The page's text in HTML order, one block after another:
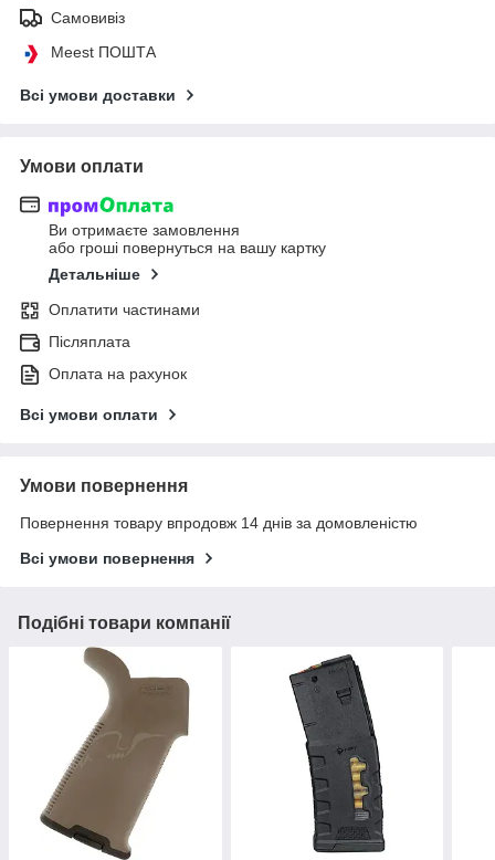
Самовивіз
Meest ПОШТА
Всі умови доставки
Умови оплати
Ви отримаєте замовлення
або гроші повернуться на вашу картку
Детальніше
Оплатити частинами
Післяплата
Оплата на рахунок
Всі умови оплати
Умови повернення
Повернення товару впродовж 14 днів за домовленістю
Всі умови повернення
Подібні товари компанії